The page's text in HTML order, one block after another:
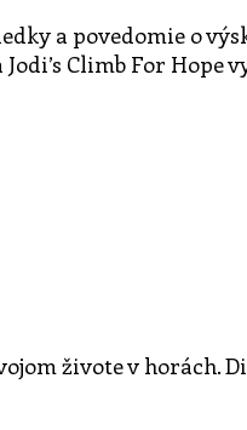
a povedomie o
Climb For Hope
živote v